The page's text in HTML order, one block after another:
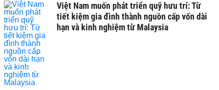
Việt Nam muốn phát triển quỹ hưu trí: Từ
tiết kiệm gia đình thành nguồn cấp vốn dài
hạn và kinh nghiệm từ Malaysia